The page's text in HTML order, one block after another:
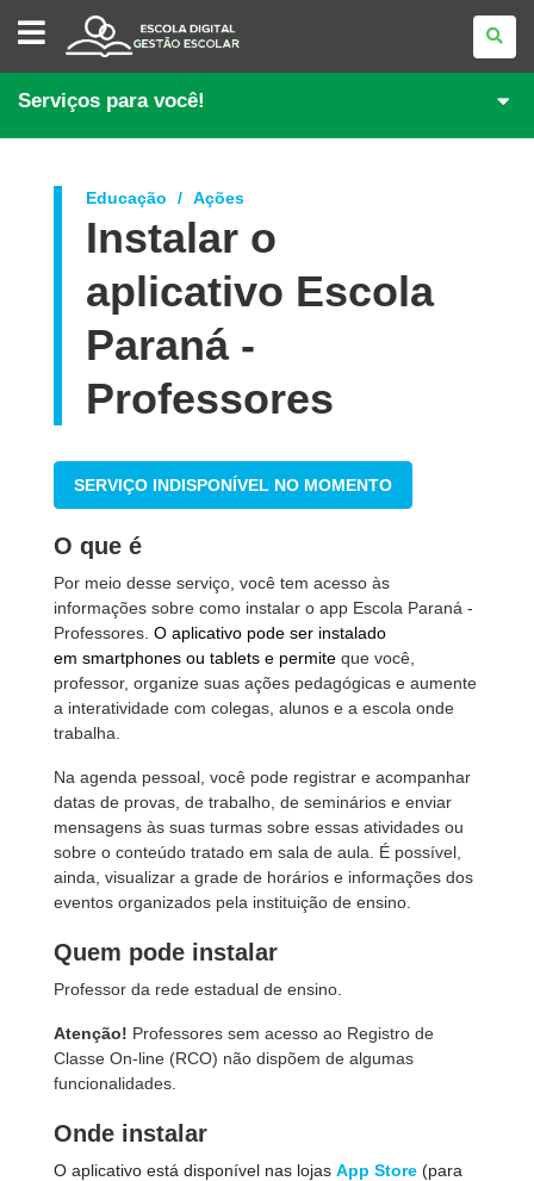
GESTÃO
ESCOLAR
Serviços para você!
Educação Ações
Instalar o
aplicativo Escola
Paraná -
Professores
SERVIÇO INDISPONÍVEL NO MOMENTO
O que é
Por meio desse serviço, você tem acesso às
informações sobre como instalar o app Escola Paraná -
Professores. O aplicativo pode ser instalado
em smartphones ou tablets e permite que você,
professor, organize suas ações pedagógicas e aumente
a interatividade com colegas, alunos e a escola onde
trabalha.
Na agenda pessoal, você pode registrar e acompanhar
datas de provas, de trabalho, de seminários e enviar
mensagens às suas turmas sobre essas atividades ou
sobre o conteúdo tratado em sala de aula. É possível,
ainda, visualizar a grade de horários e informações dos
eventos organizados pela instituição de ensino.
Quem pode instalar
Professor da rede estadual de ensino.
Atenção! Professores sem acesso ao Registro de
Classe On-line (RCO) não dispõem de algumas
funcionalidades.
Onde instalar
O aplicativo está disponível nas lojas App Store (para